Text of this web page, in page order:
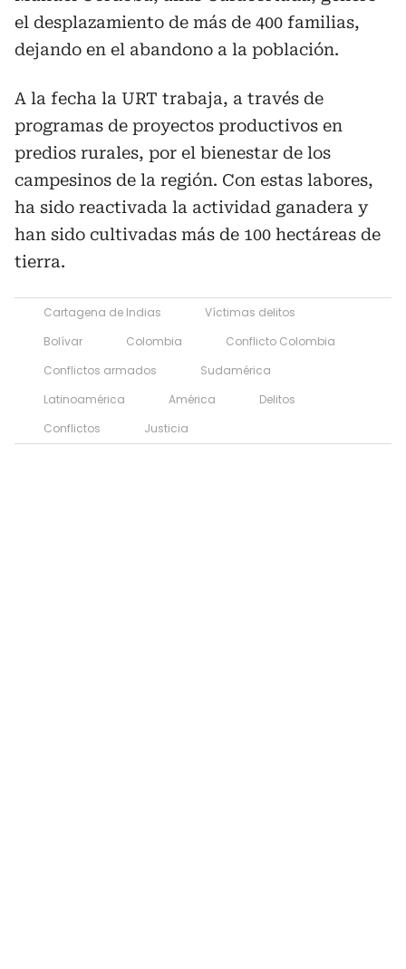
el desplazamiento de más de 400 familias,
dejando en el abandono a la población.
A la fecha la URT trabaja, a través de
programas de proyectos productivos en
predios rurales, por el bienestar de los
campesinos de la región. Con estas labores,
ha sido reactivada la actividad ganadera y
han sido cultivadas más de 100 hectáreas de
tierra.
Cartagena de Indias
Víctimas delitos
Bolívar
Colombia
Conflicto Colombia
Conflictos armados
Sudamérica
Latinoamérica
América
Delitos
Conflictos
Justicia